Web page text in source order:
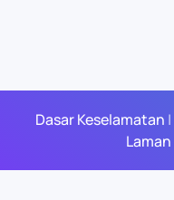
Dasar Keselamatan |
Laman